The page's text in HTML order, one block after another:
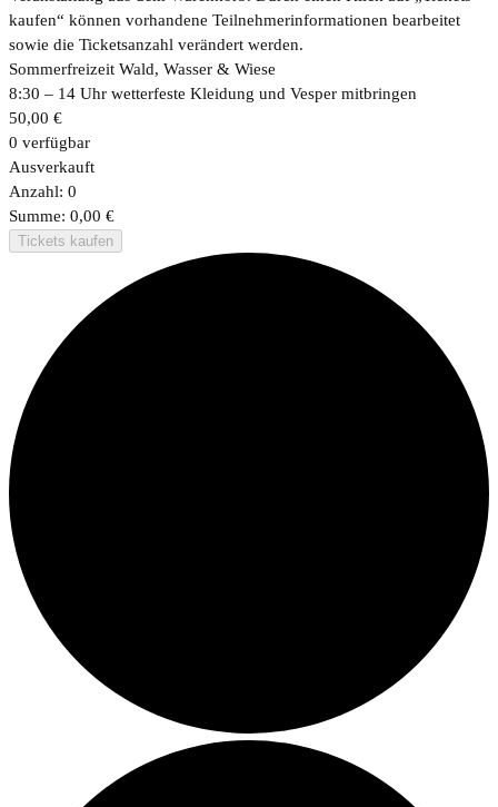
kaufen“ können vorhandene Teilnehmerinformationen bearbeitet
sowie die Ticketsanzahl verändert werden.
Sommerfreizeit Wald, Wasser & Wiese
8:30 – 14 Uhr wetterfeste Kleidung und Vesper mitbringen
50,00 €
0 verfügbar
Ausverkauft
Anzahl: 0
Summe: 0,00 €
Tickets kaufen